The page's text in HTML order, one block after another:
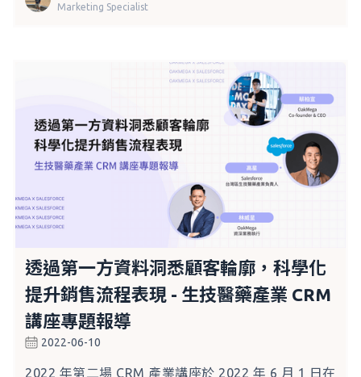
Marketing Specialist
透過第一方資料洞悉顧客輪廓，科學化
提升銷售流程表現 - 生技醫藥產業 CRM
講座專題報導
2022-06-10
2022 年第二場 CRM 產業講座於 2022 年 6 月 1 日在